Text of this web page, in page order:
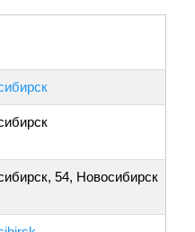
54, Новосибирск